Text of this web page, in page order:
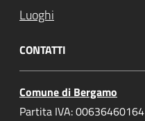
Luoghi
CONTATTI
Comune di Bergamo
Partita IVA: 00636460164